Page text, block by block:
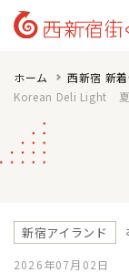
ホーム
西新宿 新
Korean Deli Light 夏
新宿アイランド
2026年07月02日